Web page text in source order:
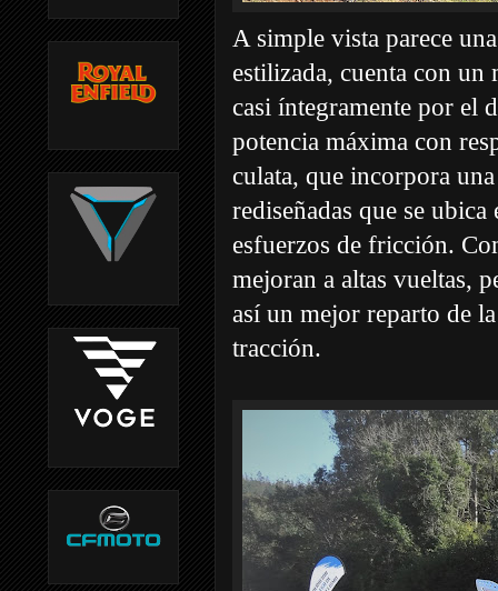
A simple vista parece
estilizada, cuenta con
casi íntegramente por el
potencia máxima con
culata, que incorpora
rediseñadas que se
esfuerzos de fricción.
mejoran a altas vueltas,
así un mejor reparto de
tracción.